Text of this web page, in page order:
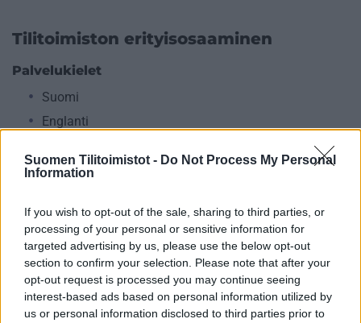
Suomen Tilitoimistot - Do Not Process My Personal
Information
If you wish to opt-out of the sale, sharing to third parties, or
processing of your personal or sensitive information for
targeted advertising by us, please use the below opt-out
section to confirm your selection. Please note that after your
opt-out request is processed you may continue seeing
interest-based ads based on personal information utilized by
us or personal information disclosed to third parties prior to
Tilitoimiston erityisosaaminen
Palvelukielet
Suomi
Englanti
Viro
Yhtiökoko
Keskikokoiset
Pienet
Mikrot